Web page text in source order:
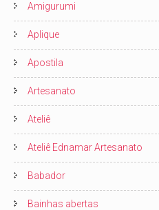
Amigurumi
Aplique
Apostila
Artesanato
Ateliê
Ateliê Ednamar Artesanato
Babador
Bainhas abertas